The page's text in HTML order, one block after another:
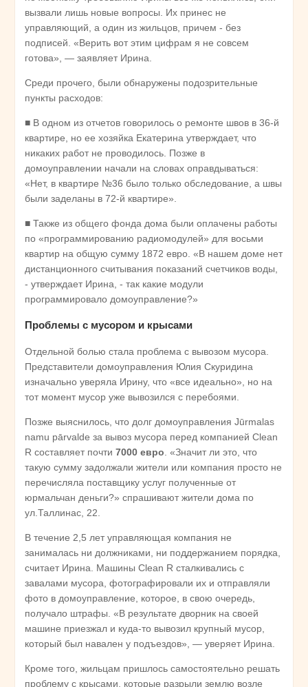
вызвали лишь новые вопросы. Их принес не
управляющий, а один из жильцов, причем - без
подписей. «Верить вот этим цифрам я не совсем
готова», — заявляет Ирина.
Среди прочего, были обнаружены подозрительные
пункты расходов:
■ В одном из отчетов говорилось о ремонте швов в 36-й
квартире, но ее хозяйка Екатерина утверждает, что
никаких работ не проводилось. Позже в
домоуправлении начали на словах оправдываться:
«Нет, в квартире №36 было только обследование, а швы
были заделаны в 72-й квартире».
■ Также из общего фонда дома были оплачены работы
по «программированию радиомодулей» для восьми
квартир на общую сумму 1872 евро. «В нашем доме нет
дистанционного считывания показаний счетчиков воды,
- утверждает Ирина, - так какие модули
программировало домоуправление?»
Проблемы с мусором и крысами
Отдельной болью стала проблема с вывозом мусора.
Представители домоуправления Юлия Скуридина
изначально уверяла Ирину, что «все идеально», но на
тот момент мусор уже вывозился с перебоями.
Позже выяснилось, что долг домоуправления Jūrmalas
namu pārvalde за вывоз мусора перед компанией Clean
R составляет почти 7000 евро. «Значит ли это, что
такую сумму задолжали жители или компания просто не
перечисляла поставщику услуг полученные от
юрмальчан деньги?» спрашивают жители дома по
ул.Таллинас, 22.
В течение 2,5 лет управляющая компания не
занималась ни должниками, ни поддержанием порядка,
считает Ирина. Машины Clean R сталкивались с
завалами мусора, фотографировали их и отправляли
фото в домоуправление, которое, в свою очередь,
получало штрафы. «В результате дворник на своей
машине приезжал и куда-то вывозил крупный мусор,
который был навален у подъездов», — уверяет Ирина.
Кроме того, жильцам пришлось самостоятельно решать
проблему с крысами, которые разрыли землю возле